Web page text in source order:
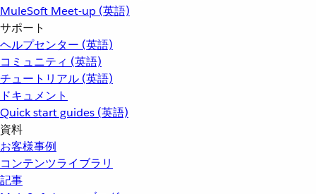
MuleSoft Meet-up (英語)
サポート
ヘルプセンター (英語)
コミュニティ (英語)
チュートリアル (英語)
ドキュメント
Quick start guides (英語)
資料
お客様事例
コンテンツライブラリ
記事